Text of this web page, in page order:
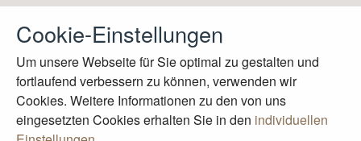
Cookie-Einstellungen
Um unsere Webseite für Sie optimal zu gestalten und
fortlaufend verbessern zu können, verwenden wir
Cookies. Weitere Informationen zu den von uns
eingesetzten Cookies erhalten Sie in den individuellen